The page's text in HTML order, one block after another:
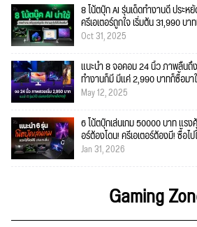
8 โน้ตบุ๊ก AI รุ่นเด็ดทำงานดี ประ
ครีเอเตอร์ถูกใจ เริ่มต้น 31,990 บา
Oct 31, 2025
แนะนำ 8 จอคอม 24 นิ้ว ภาพลื่นถึ
ทำงานก็มี มีแค่ 2,990 บาทก็ซื้อมา
May 12, 2025
6 โน้ตบุ๊กเล่นเกม 50000 บาท แร
อร์ต้องโดน! ครีเอเตอร์ต้องมี! ซื้อไ
Jan 31, 2026
Gaming